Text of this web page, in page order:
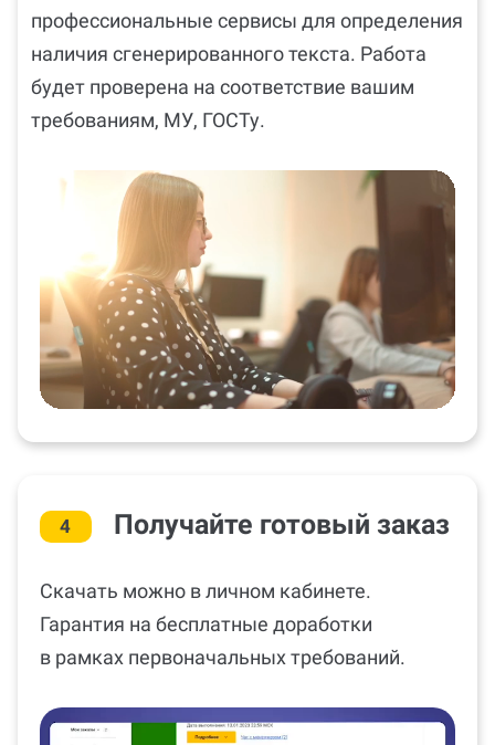
профессиональные сервисы для определения
наличия сгенерированного текста. Работа
будет проверена на соответствие вашим
требованиям, МУ, ГОСТу.
4 Получайте готовый заказ
Скачать можно в личном кабинете.
Гарантия на бесплатные доработки
в рамках первоначальных требований.